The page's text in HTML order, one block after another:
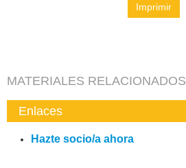
Imprimir
MATERIALES RELACIONADOS
Enlaces
Hazte socio/a ahora